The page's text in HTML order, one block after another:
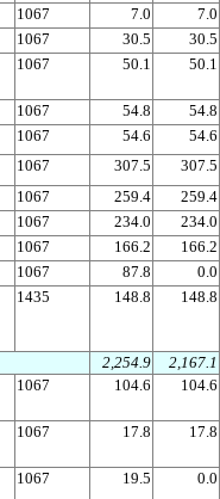
1067 7.0
7.0
1067 30.5 30.5
1067 50.1 50.1
1067 54.8
54.8
1067 54.6 54.6
1067 307.5
307.5
1067 259.4
259.4
1067 234.0
234.0
1067 166.2
166.2
1067 87.8 0.0
1435 148.8 148.8
2,254.9
2,167.1
1067 104.6 104.6
1067 17.8 17.8
1067 19.5 0.0